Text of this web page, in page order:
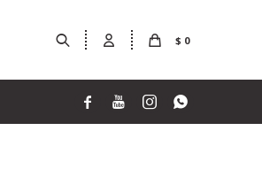
$ 0
   